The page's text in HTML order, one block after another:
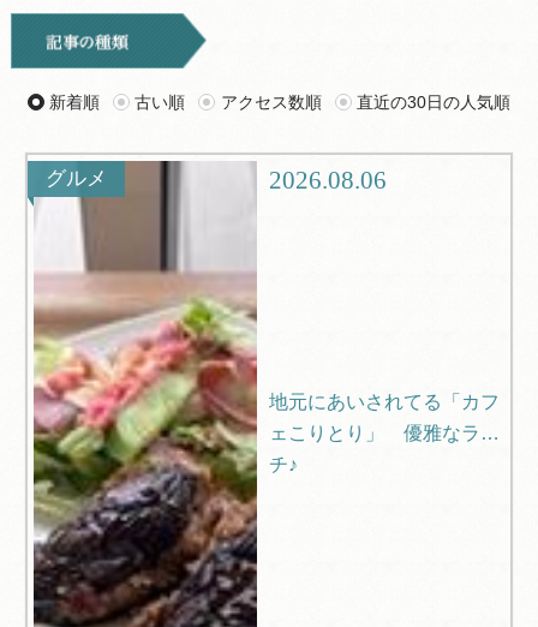
お知らせ
ツアー グルメ
観光
新着順 古い順 アクセス数順 直近の30日の人気順
グルメ 2026.08.06
地元にあいされてる「カフ
ェこりとり」 優雅なラン
チ♪